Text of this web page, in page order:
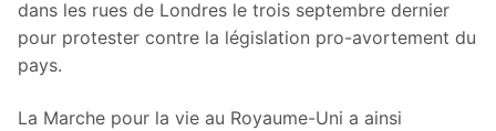
dans les rues de Londres le trois septembre dernier
pour protester contre la législation pro-avortement du
pays.
La Marche pour la vie au Royaume-Uni a ainsi